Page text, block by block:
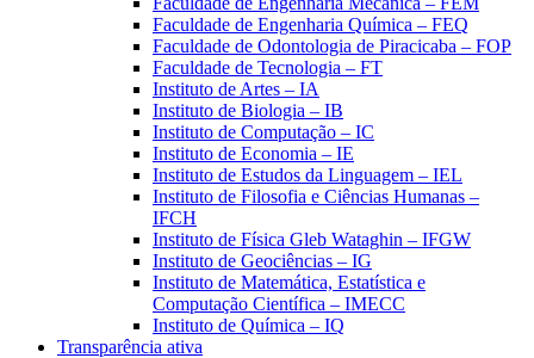
Faculdade de Engenharia Química – FEQ
Faculdade de Odontologia de Piracicaba – FOP
Faculdade de Tecnologia – FT
Instituto de Artes – IA
Instituto de Biologia – IB
Instituto de Computação – IC
Instituto de Economia – IE
Instituto de Estudos da Linguagem – IEL
Instituto de Filosofia e Ciências Humanas –
IFCH
Instituto de Física Gleb Wataghin – IFGW
Instituto de Geociências – IG
Instituto de Matemática, Estatística e
Computação Científica – IMECC
Instituto de Química – IQ
Transparência ativa